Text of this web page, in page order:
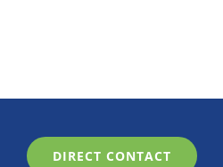
DIRECT CONTACT